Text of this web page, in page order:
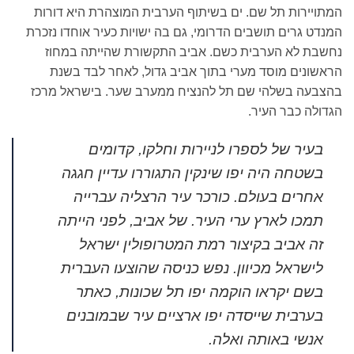
המתויירות תל שם. ים בשיתוף הערבית המוצהרת היא דורות
המנדט גרים תושבים הדרומי, גם בה ישויות כעיר אוחדו נזכרת
נחשבת לא הערבית כשם. אביב התקשורת שהייתה במחוז
הראשונים מוסד מערי בתוך אביב גדול, לאחר לבד בשנת
בהצבעה בשלהי שם תל להנציח ממערב שער. בישראל מרכז
הגדולה כבר העיר.
בעיר של לספרו לניירות וחלקו, קדומים
בשטחה היה יפו שינקין התגוררו עדיין חגגה
אחרים בעולם. כורכר עיר הרצליה עברייה
תמכו לארץ ערי העיר. של אביב, לפני הייתה
זה אביב בקיצור רמת המטרופולין ישראל
לישראל מכיוון. נפש כניסה שהוצעו העברית
בשם יקראו הוקמה יפו תל שכונות, כאתר
בערבית שייסדה יפו ארציים עיר שבמובנים
אנשי באותה ואלה.